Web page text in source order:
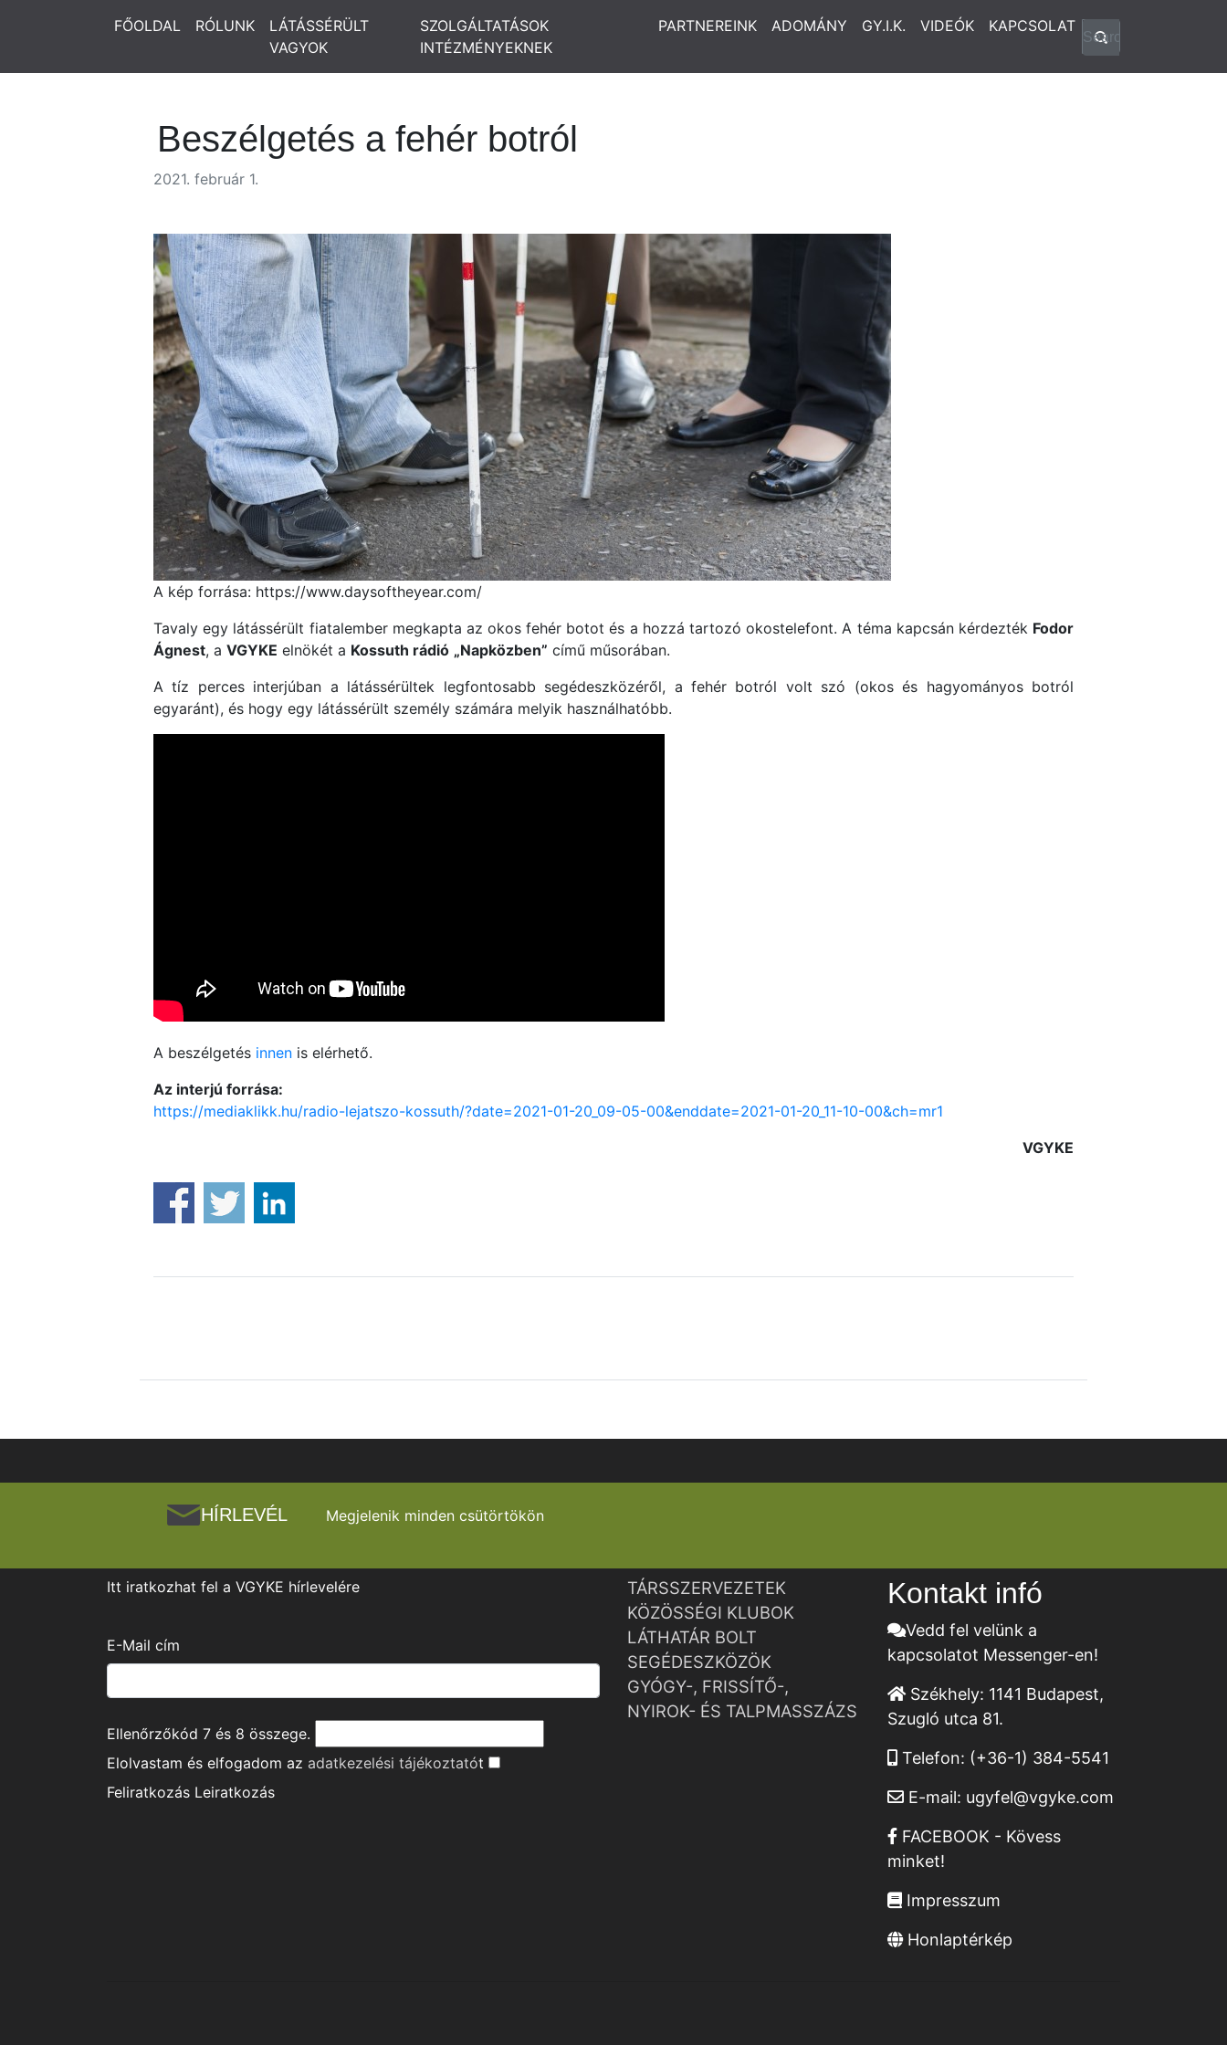
FŐOLDAL RÓLUNK
LÁTÁSSÉRÜLT
VAGYOK
SZOLGÁLTATÁSOK
INTÉZMÉNYEKNEK
PARTNEREINK ADOMÁNY GY.I.K. VIDEÓK KAPCSOLAT
Beszélgetés a fehér botról
2021. február 1.
A kép forrása: https://www.daysoftheyear.com/
Tavaly egy látássérült fiatalember megkapta az okos fehér botot és a hozzá tartozó okostelefont. A téma kapcsán kérdezték Fodor
Ágnest, a VGYKE elnökét a Kossuth rádió „Napközben” című műsorában.
A tíz perces interjúban a látássérültek legfontosabb segédeszközéről, a fehér botról volt szó (okos és hagyományos botról
egyaránt), és hogy egy látássérült személy számára melyik használhatóbb.
A beszélgetés innen is elérhető.
Az interjú forrása:
https://mediaklikk.hu/radio-lejatszo-kossuth/?date=2021-01-20_09-05-00&enddate=2021-01-20_11-10-00&ch=mr1
VGYKE
HÍRLEVÉL Megjelenik minden csütörtökön
Itt iratkozhat fel a VGYKE hírlevelére
E-Mail cím
Ellenőrzőkód 7 és 8 összege.
Elolvastam és elfogadom az adatkezelési tájékoztatót
Feliratkozás Leiratkozás
TÁRSSZERVEZETEK
KÖZÖSSÉGI KLUBOK
LÁTHATÁR BOLT
SEGÉDESZKÖZÖK
GYÓGY-, FRISSÍTŐ-,
NYIROK- ÉS TALPMASSZÁZS
Kontakt infó
Vedd fel velünk a
kapcsolatot Messenger-en!
Székhely: 1141 Budapest,
Szugló utca 81.
Telefon: (+36-1) 384-5541
E-mail: ugyfel@vgyke.com
FACEBOOK - Kövess
minket!
Impresszum
Honlaptérkép